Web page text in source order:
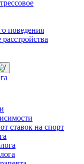
поведения
ставок на спорт